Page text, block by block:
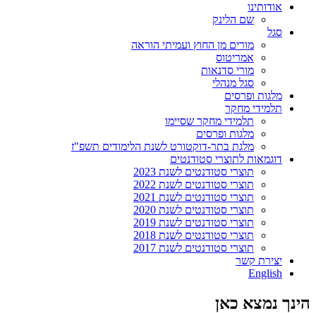
אודותינו
שם הלינק
סגל
מורים מן החוץ ועמיתי הוראה
אמריטוס
מורי סדנאות
סגל מנהלי
מלגות ופרסים
תלמידי מחקר
תלמידי מחקר שסיימו
מלגות ופרסים
מלגת בתר-דוקטורט לשנת הלימודים תשפ"ז
דוגמאות לתוצרי סטודנטים
תוצרי סטודנטים לשנת 2023
תוצרי סטודנטים לשנת 2022
תוצרי סטודנטים לשנת 2021
תוצרי סטודנטים לשנת 2020
תוצרי סטודנטים לשנת 2019
תוצרי סטודנטים לשנת 2018
תוצרי סטודנטים לשנת 2017
יצירת קשר
English
הינך נמצא כאן